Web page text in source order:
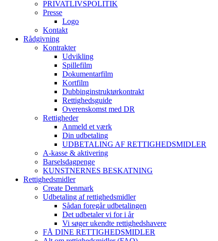
PRIVATLIVSPOLITIK
Presse
Logo
Kontakt
Rådgivning
Kontrakter
Udvikling
Spillefilm
Dokumentarfilm
Kortfilm
Dubbinginstruktørkontrakt
Rettighedsguide
Overenskomst med DR
Rettigheder
Anmeld et værk
Din udbetaling
UDBETALING AF RETTIGHEDSMIDLER
A-kasse & aktivering
Barselsdagpenge
KUNSTNERNES BESKATNING
Rettighedsmidler
Create Denmark
Udbetaling af rettighedsmidler
Sådan foregår udbetalingen
Det udbetaler vi for i år
Vi søger ukendte rettighedshavere
FÅ DINE RETTIGHEDSMIDLER